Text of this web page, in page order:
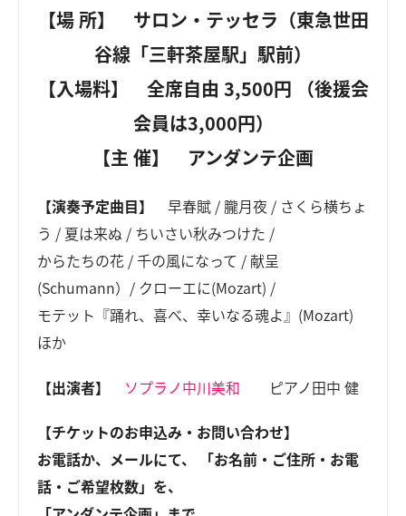
【場 所】
サロン・テッセラ（東急世田
谷線「三軒茶屋駅」駅前）
【入場料】
全席自由 3,500円 （後援会
会員は3,000円）
【主 催】
アンダンテ企画
【演奏予定曲目】早春賦 / 朧月夜 / さくら横ちょ
う / 夏は来ぬ / ちいさい秋みつけた /
からたちの花 / 千の風になって / 献呈
(Schumann）/ クローエに(Mozart) /
モテット『踊れ、喜べ、幸いなる魂よ』(Mozart)
ほか
【出演者】 ソプラノ中川美和 ピアノ田中 健
【チケットのお申込み・お問い合わせ】
お電話か、メールにて、 「お名前・ご住所・お電
話・ご希望枚数」を、